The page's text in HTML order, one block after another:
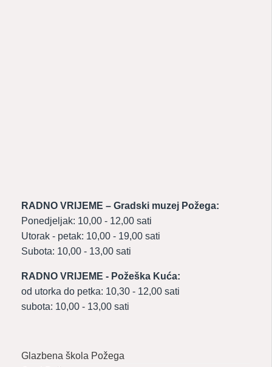
RADNO VRIJEME – Gradski muzej Požega:
Ponedjeljak: 10,00 - 12,00 sati
Utorak - petak: 10,00 - 19,00 sati
Subota: 10,00 - 13,00 sati
RADNO VRIJEME - Požeška Kuća:
od utorka do petka: 10,30 - 12,00 sati
subota: 10,00 - 13,00 sati
Glazbena škola Požega